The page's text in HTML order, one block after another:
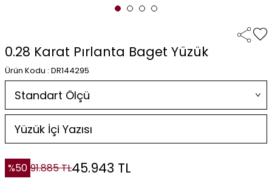
0.28 Karat Pırlanta Baget Yüzük
Ürün Kodu : DR144295
%50 91.885TL45.943 TL